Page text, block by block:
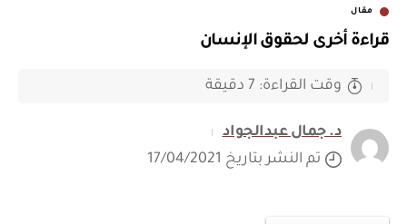
مقال
قراءة أخرى لحقوق الإنسان
د. جمال عبدالجواد
تم النشر بتاريخ 17/04/2021
وقت القراءة: 7 دقيقة